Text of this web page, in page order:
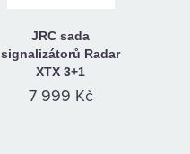
JRC sada
signalizátorů Radar
XTX 3+1
7 999 Kč